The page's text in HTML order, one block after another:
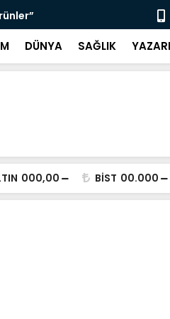
“Yaya
DÜNYA SAĞLIK
000,00 BİST 00.000